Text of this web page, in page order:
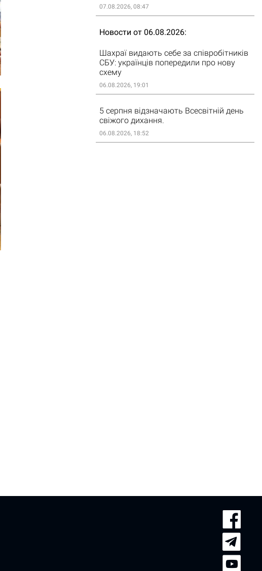
07.08.2026, 08:47
Новости от 06.08.2026
Шахраї видають себе за співробітників
СБУ: українців попередили про нову
схему
06.08.2026, 19:01
5 серпня відзначають Всесвітній день
свіжого дихання.
06.08.2026, 18:52